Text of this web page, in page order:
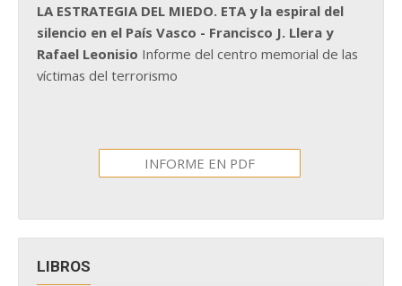
LA ESTRATEGIA DEL MIEDO. ETA y la espiral del
silencio en el País Vasco - Francisco J. Llera y
Rafael Leonisio Informe del centro memorial de las
víctimas del terrorismo
INFORME EN PDF
LIBROS